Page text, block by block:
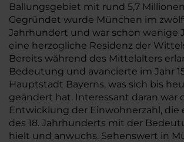
Ballungsgebiet mit rund 5,7
Gegründet wurde München im
Jahrhundert und war schon wenige
eine herzogliche Residenz der
Bereits während des Mittelalters
Bedeutung und avancierte im Jahr
Hauptstadt Bayerns, was sich bis
geändert hat. Interessant daran war
Entwicklung der Einwohnerzahl, die
des 18. Jahrhunderts mit der
hielt und anwuchs. Sehenswert in